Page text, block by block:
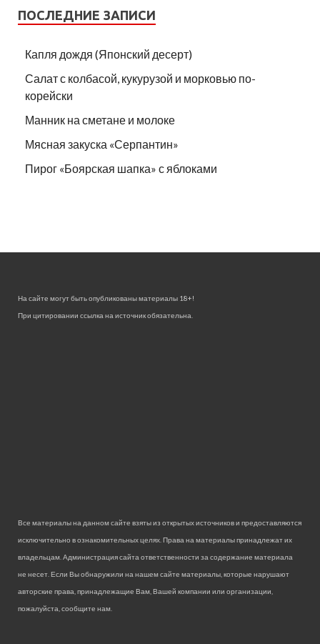
ПОСЛЕДНИЕ ЗАПИСИ
Капля дождя (Японский десерт)
Салат с колбасой, кукурузой и морковью по-
корейски
Манник на сметане и молоке
Мясная закуска «Серпантин»
Пирог «Боярская шапка» с яблоками
На сайте могут быть опубликованы материалы 18+!
При цитировании ссылка на источник обязательна.
Все материалы на данном сайте взяты из открытых источников и предоставляются
исключительно в ознакомительных целях. Права на материалы принадлежат их
владельцам. Администрация сайта ответственности за содержание материала
не несет. Если Вы обнаружили на нашем сайте материалы, которые нарушают
авторские права, принадлежащие Вам, Вашей компании или организации,
пожалуйста, сообщите нам.